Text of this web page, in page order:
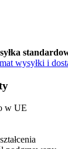
wysyłki i
w UE